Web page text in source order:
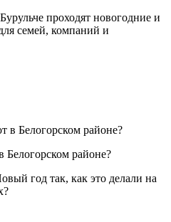
проходят новогодние и
семей, компаний и
районе?
год так, как это делали на